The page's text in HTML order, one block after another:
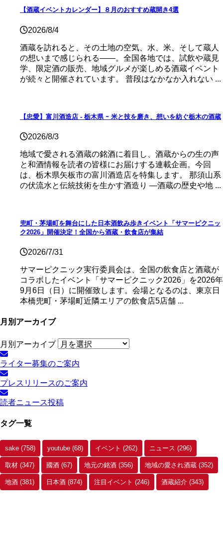
【酒蔵イベントカレンダー】８月のおすすめ蔵開き4選
2026/8/4
酒蔵を訪れると、その土地の空気、水、米、そして蔵人
の想いまで感じられる——。全国各地では、試飲や蔵見
学、限定酒の販売、地域グルメが楽しめる酒蔵イベント
が続々と開催されています。 普段はなかなか入れない ...
【忠愛】富川酒造店 ‐ 栃木県 ｰ 米と技を磨き、想いを紡ぐ栃木の酒蔵
2026/8/3
地域で愛される酒蔵の銘酒に着目し、酒蔵からの生の声
と和酒情報を読者の皆様にお届けする連載企画。今回
は、栃木県矢板市の富川酒造店を特集します。 那須山系
の伏流水と伝統技術を生かす酒造り ―酒蔵の歴史や地 ...
兜町・茅場町を舞台にした日本酒飲み歩きイベント「サマーピクニッ
ク2026」開催決定！全国から酒蔵・飲食店が集結
2026/7/31
サマーピクニック実⾏委員会は、全国の飲⾷店と酒蔵が
コラボしたイベント「サマーピクニック2026」を2026年
9月6日（日）に開催致します。会場となるのは、東京日
本橋兜町・茅場町近隣エリアの飲食店5店舗 ...
月別アーカイブ
月別アーカイブ
ライター募集のご案内
プレスリリースのご案内
読者ニュース投稿
タグ一覧
sake (758) youtube (68) イベント (262) ニュース (296)
取材 (347) 國酒 (67) 地元の銘酒 (356) 地域の愛され酒蔵 (352)
地酒 (381) 日本酒 (874) 注目イベント (246) 酒蔵紹介 (343)